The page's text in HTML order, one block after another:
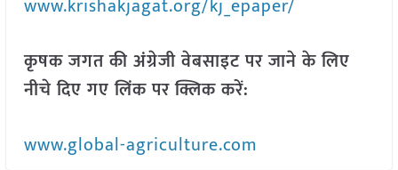
www.krishakjagat.org/kj_epaper/
कृषक जगत की अंग्रेजी वेबसाइट पर जाने के लिए
नीचे दिए गए लिंक पर क्लिक करें:
www.global-agriculture.com